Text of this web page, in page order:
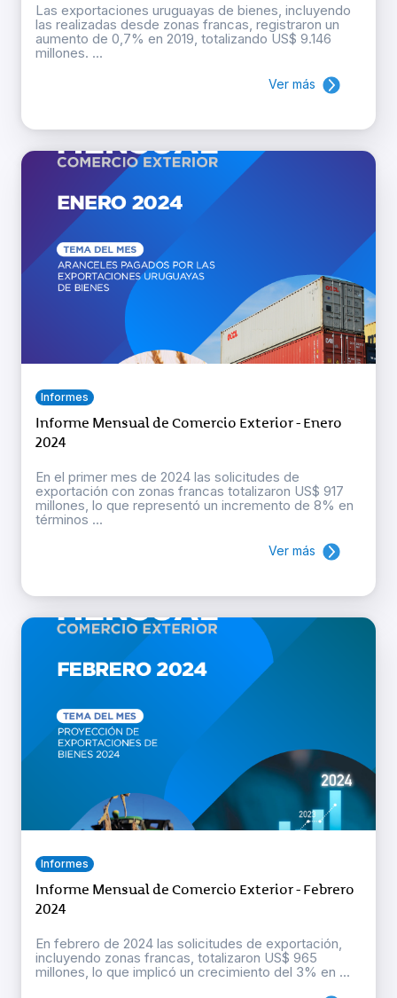
Las exportaciones uruguayas de bienes, incluyendo
las realizadas desde zonas francas, registraron un
aumento de 0,7% en 2019, totalizando US$ 9.146
millones. ...
Ver más
Informes
Informe Mensual de Comercio Exterior - Enero
2024
En el primer mes de 2024 las solicitudes de
exportación con zonas francas totalizaron US$ 917
millones, lo que representó un incremento de 8% en
términos ...
Ver más
Informes
Informe Mensual de Comercio Exterior - Febrero
2024
En febrero de 2024 las solicitudes de exportación,
incluyendo zonas francas, totalizaron US$ 965
millones, lo que implicó un crecimiento del 3% en ...